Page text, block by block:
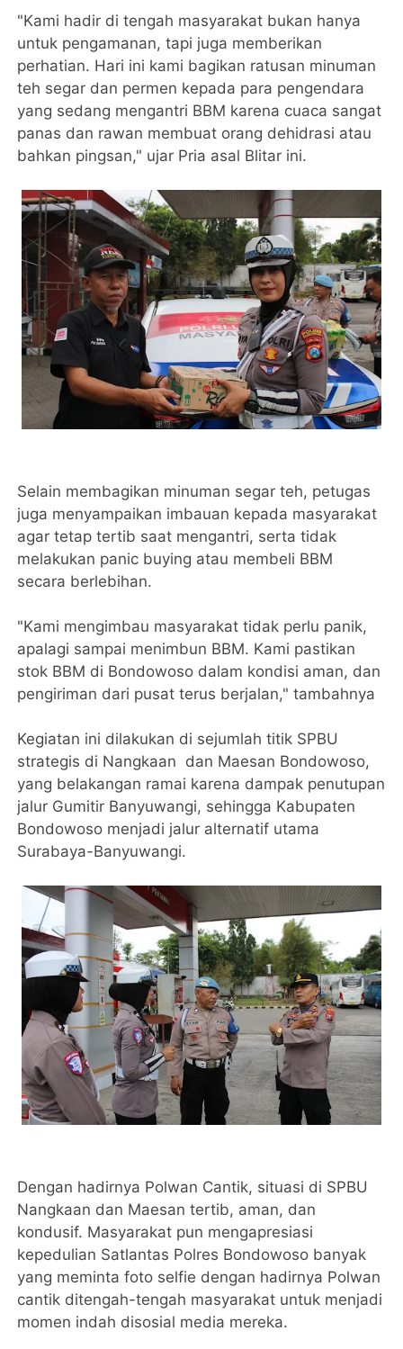
"Kami hadir di tengah masyarakat bukan hanya
untuk pengamanan, tapi juga memberikan
perhatian. Hari ini kami bagikan ratusan minuman
teh segar dan permen kepada para pengendara
yang sedang mengantri BBM karena cuaca sangat
panas dan rawan membuat orang dehidrasi atau
bahkan pingsan," ujar Pria asal Blitar ini.
Selain membagikan minuman segar teh, petugas
juga menyampaikan imbauan kepada masyarakat
agar tetap tertib saat mengantri, serta tidak
melakukan panic buying atau membeli BBM
secara berlebihan.
"Kami mengimbau masyarakat tidak perlu panik,
apalagi sampai menimbun BBM. Kami pastikan
stok BBM di Bondowoso dalam kondisi aman, dan
pengiriman dari pusat terus berjalan," tambahnya
Kegiatan ini dilakukan di sejumlah titik SPBU
strategis di Nangkaan dan Maesan Bondowoso,
yang belakangan ramai karena dampak penutupan
jalur Gumitir Banyuwangi, sehingga Kabupaten
Bondowoso menjadi jalur alternatif utama
Surabaya-Banyuwangi.
Dengan hadirnya Polwan Cantik, situasi di SPBU
Nangkaan dan Maesan tertib, aman, dan
kondusif. Masyarakat pun mengapresiasi
kepedulian Satlantas Polres Bondowoso banyak
yang meminta foto selfie dengan hadirnya Polwan
cantik ditengah-tengah masyarakat untuk menjadi
momen indah disosial media mereka.